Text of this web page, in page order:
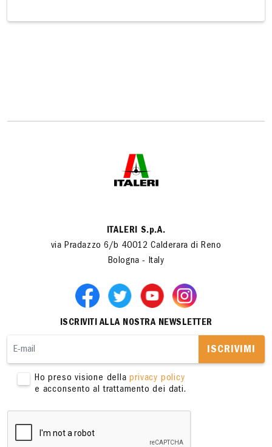
ITALERI S.p.A.
via Pradazzo 6/b 40012 Calderara di Reno
Bologna - Italy
ISCRIVITI ALLA NOSTRA NEWSLETTER
ISCRIVIMI
Ho preso visione dellaprivacy policy
e acconsento al trattamento dei dati.